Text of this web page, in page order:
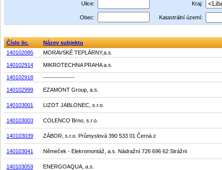
Ulice:
Kraj:
Obec: Katastrální území:
Číslo lic.
Název subjektu
140102085
MORAVSKÉ TEPLÁRNY,a.s.
140102914 MIKROTECHNA PRAHA a.s.
140102918 ----------------
140102999 EZAMONT Group, a.s.
140103001 LIZOT JABLONEC, s.r.o.
140103003 COLENCO Brno, s.r.o.
140103039 ZÁBOR, s.r.o. Průmyslová 390 533 01 Černá z
140103041 Němeček - Elekromontáž, a.s. Nádražní 726 696 62 Strážni
140103059 ENERGOAQUA, a.s.